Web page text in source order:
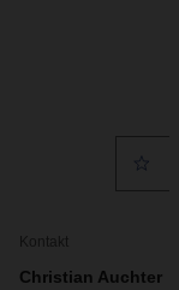
Kontakt
Christian Auchter